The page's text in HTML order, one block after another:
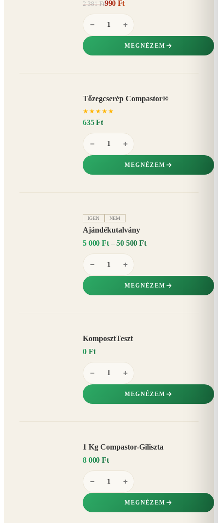
2 381 Ft990 Ft
− +
MEGNÉZEM
Tőzegcserép Compastor®
★ ★ ★ ★ ★
635 Ft
− +
MEGNÉZEM
IGEN NEM
Ajándékutalvány
5 000 Ft – 50 500 Ft
− +
MEGNÉZEM
KomposztTeszt
0 Ft
− +
MEGNÉZEM
1 Kg Compastor-Giliszta
8 000 Ft
− +
MEGNÉZEM